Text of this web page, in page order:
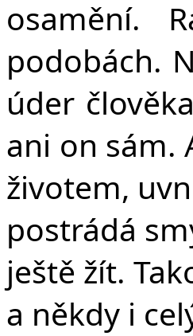
osamění.
podobách.
úder
ani on sám.
životem,
postrádá
ještě žít.
a někdy i